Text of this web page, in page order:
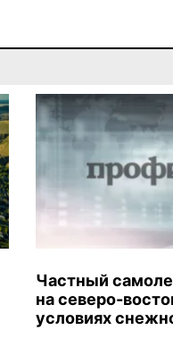
Частный
на северо-
условиях